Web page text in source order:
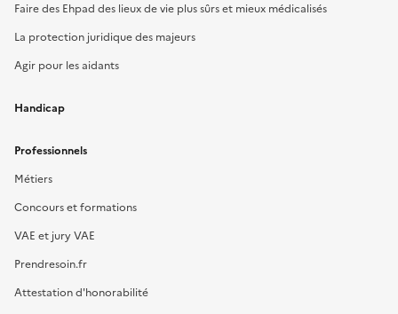
Faire des Ehpad des lieux de vie plus sûrs et mieux médicalisés
La protection juridique des majeurs
Agir pour les aidants
Handicap
Professionnels
Métiers
Concours et formations
VAE et jury VAE
Prendresoin.fr
Attestation d'honorabilité